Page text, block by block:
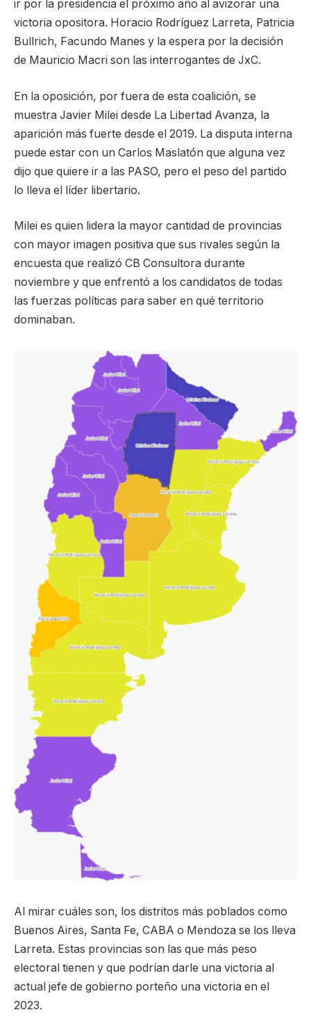
ir por la presidencia el próximo año al avizorar una
victoria opositora. Horacio Rodríguez Larreta, Patricia
Bullrich, Facundo Manes y la espera por la decisión
de Mauricio Macri son las interrogantes de JxC.
En la oposición, por fuera de esta coalición, se
muestra Javier Milei desde La Libertad Avanza, la
aparición más fuerte desde el 2019. La disputa interna
puede estar con un Carlos Maslatón que alguna vez
dijo que quiere ir a las PASO, pero el peso del partido
lo lleva el líder libertario.
Milei es quien lidera la mayor cantidad de provincias
con mayor imagen positiva que sus rivales según la
encuesta que realizó CB Consultora durante
noviembre y que enfrentó a los candidatos de todas
las fuerzas políticas para saber en qué territorio
dominaban.
Al mirar cuáles son, los distritos más poblados como
Buenos Aires, Santa Fe, CABA o Mendoza se los lleva
Larreta. Estas provincias son las que más peso
electoral tienen y que podrían darle una victoria al
actual jefe de gobierno porteño una victoria en el
2023.